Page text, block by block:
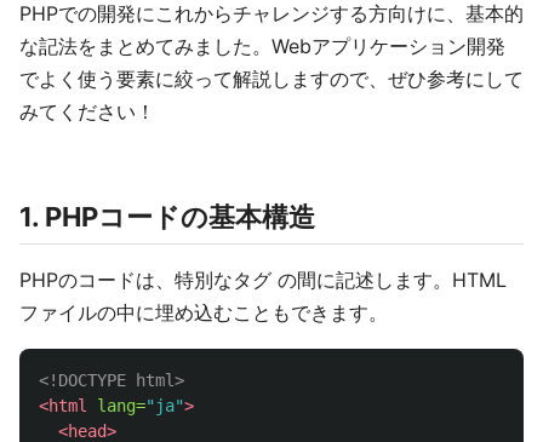
PHPでの開発にこれからチャレンジする方向けに、基本的
な記法をまとめてみました。Webアプリケーション開発
でよく使う要素に絞って解説しますので、ぜひ参考にして
みてください！
1. PHPコードの基本構造
PHPのコードは、特別なタグ の間に記述します。HTML
ファイルの中に埋め込むこともできます。
<!DOCTYPE html>
<html
lang="ja">
<head>